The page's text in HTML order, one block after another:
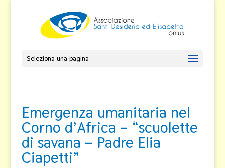
Seleziona una pagina
Emergenza umanitaria nel
Corno d’Africa – “scuolette
di savana – Padre Elia
Ciapetti”